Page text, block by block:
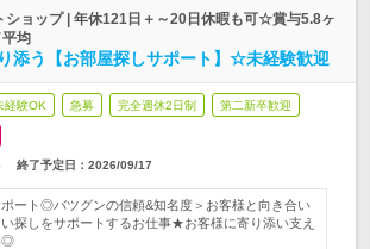
ショップ | 年休121日＋～20日休暇も可☆賞与5.8ヶ
均
添う【お部屋探しサポート】☆未経験歓迎
経験OK 急募 完全週休2日制 第二新卒歓迎
終了予定日： 2026/09/17
ポート◎バツグンの信頼&知名度＞お客様と向き合い
探しをサポートするお仕事★お客様に寄り添い支え
◎